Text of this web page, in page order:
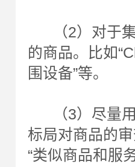
（2）对于集
的商品。比如
围设备”等。
（3）尽量用
标局对商品的
“类似商品和服